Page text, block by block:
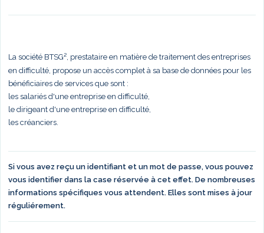
La société BTSG², prestataire en matière de traitement des entreprises
en difficulté, propose un accès complet à sa base de données pour les
bénéficiaires de services que sont :
les salariés d'une entreprise en difficulté,
le dirigeant d'une entreprise en difficulté,
les créanciers.
Si vous avez reçu un identifiant et un mot de passe, vous pouvez
vous identifier dans la case réservée à cet effet. De nombreuses
informations spécifiques vous attendent. Elles sont mises à jour
réguliérement.